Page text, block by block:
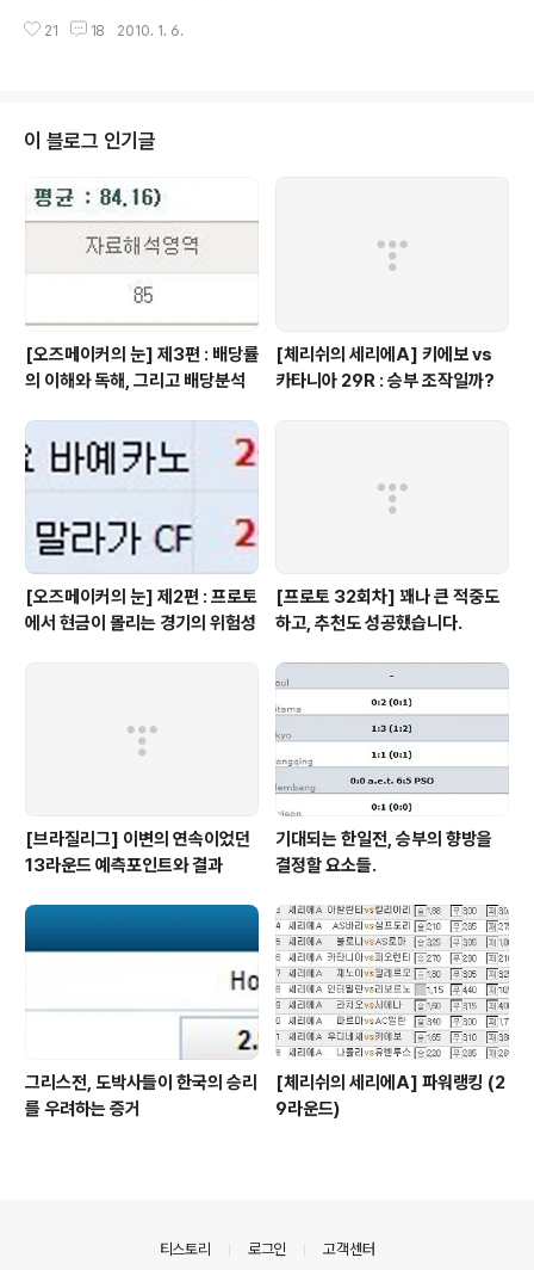
티나 모두 상대팀에 비해 전력 손실이 큰 상..
나폴 유베 피오 인터 우디네세 18 (14위) 2 (18위) 26.1 2
0개 업체가 바리의 배당을 하락시키고 있습니다. 국내에서
도 AS바리는 배당이 변경되었는데, 이는 유벤투스를 홈에
나탈레가 출전하지 못한다는 점 등이 시장의 흐름에 반영
된 결과로 보여집니다. A..
21 18 2010. 1. 6.
이 블로그 인기글
[오즈메이커의 눈] 제3편 : 배당률
의 이해와 독해, 그리고 배당분석
[체리쉬의 세리에A] 키에보 vs
카타니아 29R : 승부 조작일까?
[오즈메이커의 눈] 제2편 : 프로토
에서 현금이 몰리는 경기의 위험성
[프로토 32회차] 꽤나 큰 적중도
하고, 추천도 성공했습니다.
[브라질리그] 이변의 연속이었던
13라운드 예측포인트와 결과
기대되는 한일전, 승부의 향방을
결정할 요소들.
그리스전, 도박사들이 한국의 승리
를 우려하는 증거
[체리쉬의 세리에A] 파워랭킹 (2
9라운드)
티스토리 로그인 고객센터